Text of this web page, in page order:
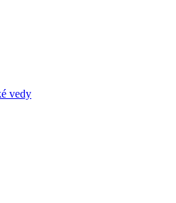
vedy